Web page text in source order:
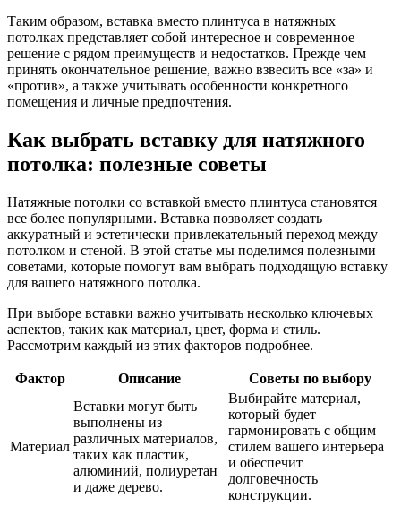
Таким образом, вставка вместо плинтуса в натяжных
потолках представляет собой интересное и современное
решение с рядом преимуществ и недостатков. Прежде чем
принять окончательное решение, важно взвесить все «за» и
«против», а также учитывать особенности конкретного
помещения и личные предпочтения.
Как выбрать вставку для натяжного
потолка: полезные советы
Натяжные потолки со вставкой вместо плинтуса становятся
все более популярными. Вставка позволяет создать
аккуратный и эстетически привлекательный переход между
потолком и стеной. В этой статье мы поделимся полезными
советами, которые помогут вам выбрать подходящую вставку
для вашего натяжного потолка.
При выборе вставки важно учитывать несколько ключевых
аспектов, таких как материал, цвет, форма и стиль.
Рассмотрим каждый из этих факторов подробнее.
Фактор Описание Советы по выбору
Материал
Вставки могут быть
выполнены из
различных материалов,
таких как пластик,
алюминий, полиуретан
и даже дерево.
Выбирайте материал,
который будет
гармонировать с общим
стилем вашего интерьера
и обеспечит
долговечность
конструкции.